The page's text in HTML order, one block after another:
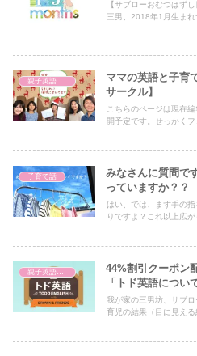
【サブローおむつはず
三男、2018年1月生まれ
親子英語レッスン
ママの英語と子育
サークル】
こちらのページは現在
開予定です。せっかくフ
子育て話
みなさんに質問で
っていますか？？
はい、では、まず手の
りですよ？これ以上広が
親子英語レッスン
44%割引クーポ
「トド英語につい
我が家の三男坊、サブ
育児の結果（目に見える